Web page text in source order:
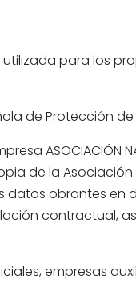
para los
de Protección de
de la
obrantes en
contractual,
empresas